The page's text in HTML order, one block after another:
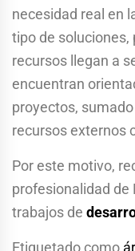
necesidad real en
tipo de soluciones,
recursos llegan a
encuentran
proyectos,
recursos externos
Por este motivo,
profesionalidad de
trabajos de
Etiquetado como